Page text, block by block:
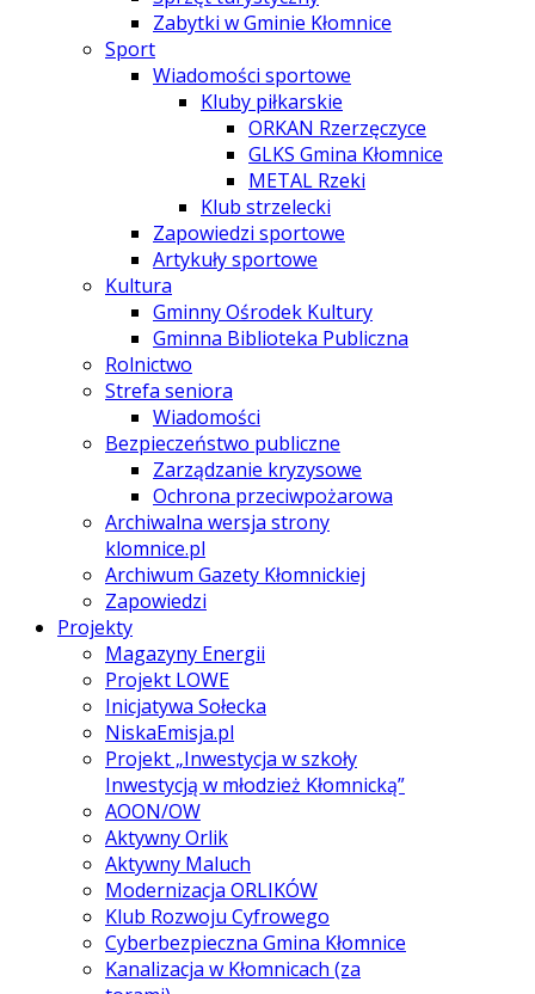
Zabytki w Gminie Kłomnice
Sport
Wiadomości sportowe
Kluby piłkarskie
ORKAN Rzerzęczyce
GLKS Gmina Kłomnice
METAL Rzeki
Klub strzelecki
Zapowiedzi sportowe
Artykuły sportowe
Kultura
Gminny Ośrodek Kultury
Gminna Biblioteka Publiczna
Rolnictwo
Strefa seniora
Wiadomości
Bezpieczeństwo publiczne
Zarządzanie kryzysowe
Ochrona przeciwpożarowa
Archiwalna wersja strony
klomnice.pl
Archiwum Gazety Kłomnickiej
Zapowiedzi
Projekty
Magazyny Energii
Projekt LOWE
Inicjatywa Sołecka
NiskaEmisja.pl
Projekt „Inwestycja w szkoły
Inwestycją w młodzież Kłomnicką”
AOON/OW
Aktywny Orlik
Aktywny Maluch
Modernizacja ORLIKÓW
Klub Rozwoju Cyfrowego
Cyberbezpieczna Gmina Kłomnice
Kanalizacja w Kłomnicach (za